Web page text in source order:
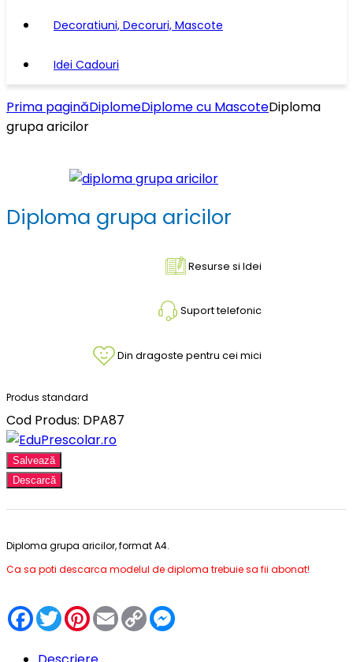
Decoratiuni, Decoruri, Mascote
Idei Cadouri
Prima paginăDiplomeDiplome cu MascoteDiploma
grupa aricilor
Diploma grupa aricilor
Resurse si Idei
Suport telefonic
Din dragoste pentru cei mici
Produs standard
Cod Produs: DPA87
Salvează
Descarcă
Diploma grupa aricilor, format A4.
Ca sa poti descarca modelul de diploma trebuie sa fii abonat!
Facebook
TwitterPinterest
EmailCopy
Link